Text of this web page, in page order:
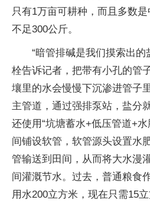
只有1万亩可耕种，而且多数
不足300公斤。
“暗管排碱是我们摸索出
栓告诉记者，把带有小孔的管
壤里的水会慢慢下沉渗进管子
主管道，通过强排泵站，盐分
还使用“坑塘蓄水+低压管道+
间铺设软管，软管源头设置水
管输送到田间，从而将大水漫
间灌溉节水。过去，普通粮食
用水200立方米，现在只需15立